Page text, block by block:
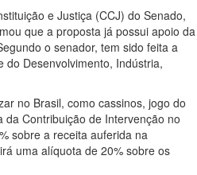
e Justiça (CCJ) do Senado,
que a proposta já possui apoio da
o senador, tem sido feita a
do Desenvolvimento, Indústria,
no Brasil, como cassinos, jogo do
Contribuição de Intervenção no
sobre a receita auferida na
uma alíquota de 20% sobre os